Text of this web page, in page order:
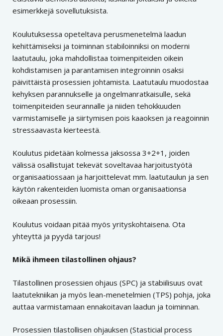
esimerkkejä sovellutuksista.
Koulutuksessa opeteltava perusmenetelmä laadun
kehittämiseksi ja toiminnan stabiloinniksi on moderni
laatutaulu, joka mahdollistaa toimenpiteiden oikein
kohdistamisen ja parantamisen integroinnin osaksi
päivittäistä prosessien johtamista. Laatutaulu muodostaa
kehyksen parannukselle ja ongelmanratkaisulle, sekä
toimenpiteiden seurannalle ja niiden tehokkuuden
varmistamiselle ja siirtymisen pois kaaoksen ja reagoinnin
stressaavasta kierteestä.
Koulutus pidetään kolmessa jaksossa 3+2+1, joiden
välissä osallistujat tekevät soveltavaa harjoitustyötä
organisaatiossaan ja harjoittelevat mm. laatutaulun ja sen
käytön rakenteiden luomista oman organisaationsa
oikeaan prosessiin.
Koulutus voidaan pitää myös yrityskohtaisena. Ota
yhteyttä ja pyydä tarjous!
Mikä ihmeen tilastollinen ohjaus?
Tilastollinen prosessien ohjaus (SPC) ja stabiilisuus ovat
laatutekniikan ja myös lean-menetelmien (TPS) pohja, joka
auttaa varmistamaan ennakoitavan laadun ja toiminnan.
Prosessien tilastollisen ohjauksen (Stasticial process